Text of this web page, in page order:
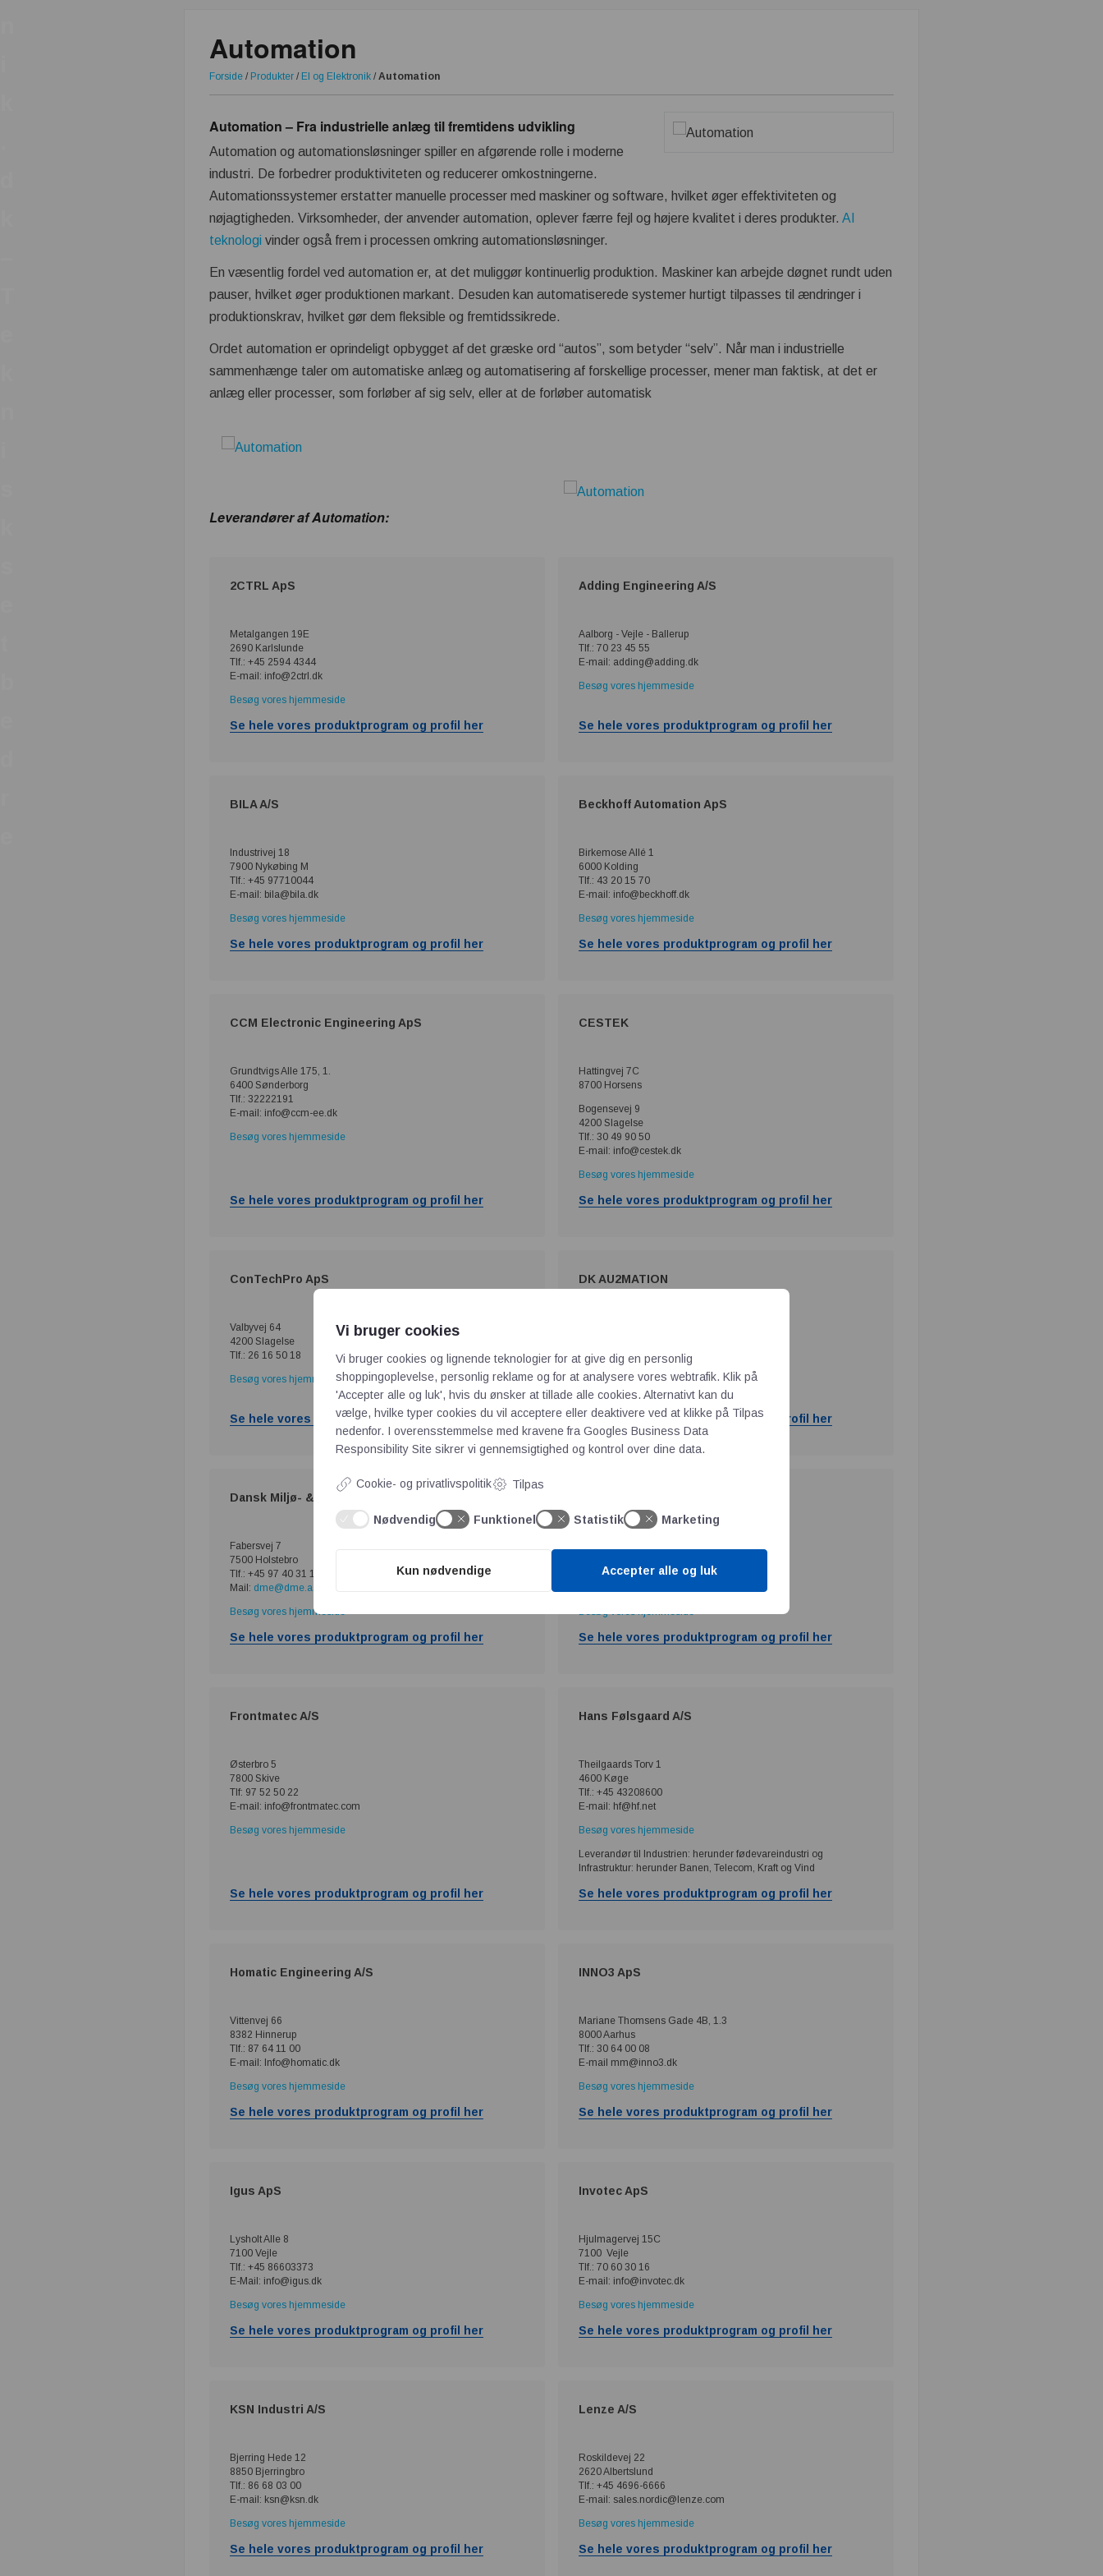
Automation
Forside / Produkter / El og Elektronik /Automation
Automation – Fra industrielle anlæg til fremtidens udvikling
Automation og automationsløsninger spiller en afgørende rolle i moderne
industri. De forbedrer produktiviteten og reducerer omkostningerne.
Automationssystemer erstatter manuelle processer med maskiner og software, hvilket øger effektiviteten og
nøjagtigheden. Virksomheder, der anvender automation, oplever færre fejl og højere kvalitet i deres produkter.AI
teknologi vinder også frem i processen omkring automationsløsninger.
En væsentlig fordel ved automation er, at det muliggør kontinuerlig produktion. Maskiner kan arbejde døgnet rundt uden
pauser, hvilket øger produktionen markant. Desuden kan automatiserede systemer hurtigt tilpasses til ændringer i
produktionskrav, hvilket gør dem fleksible og fremtidssikrede.
Ordet automation er oprindeligt opbygget af det græske ord “autos”, som betyder “selv”. Når man i industrielle
sammenhænge taler om automatiske anlæg og automatisering af forskellige processer, mener man faktisk, at det er
anlæg eller processer, som forløber af sig selv, eller at de forløber automatisk
Leverandører af Automation:
2CTRL ApS
Metalgangen 19E
2690 Karlslunde
Tlf.: +45 2594 4344
E-mail: info@2ctrl.dk
Besøg vores hjemmeside
Se hele vores produktprogram og profil her
Adding Engineering A/S
Aalborg - Vejle - Ballerup
Tlf.: 70 23 45 55
E-mail: adding@adding.dk
Besøg vores hjemmeside
Se hele vores produktprogram og profil her
BILA A/S
Industrivej 18
7900 Nykøbing M
Tlf.: +45 97710044
E-mail: bila@bila.dk
Besøg vores hjemmeside
Se hele vores produktprogram og profil her
Beckhoff Automation ApS
Birkemose Allé 1
6000 Kolding
Tlf.: 43 20 15 70
E-mail: info@beckhoff.dk
Besøg vores hjemmeside
Se hele vores produktprogram og profil her
CCM Electronic Engineering ApS
Grundtvigs Alle 175, 1.
6400 Sønderborg
Tlf.: 32222191
E-mail: info@ccm-ee.dk
Besøg vores hjemmeside
Se hele vores produktprogram og profil her
CESTEK
Hattingvej 7C
8700 Horsens
Bogensevej 9
4200 Slagelse
Tlf.: 30 49 90 50
E-mail: info@cestek.dk
Besøg vores hjemmeside
Se hele vores produktprogram og profil her
ConTechPro ApS
Valbyvej 64
4200 Slagelse
Tlf.: 26 16 50 18
Besøg vores hjemmeside
Se hele vores produktprogram og profil her
DK AU2MATION
Tlf.: 61 48 32 42
E-mail: info@dkau2mation.nu
Besøg vores hjemmeside
Se hele vores produktprogram og profil her
Dansk Miljø- & Energistyring A/S
Fabersvej 7
7500 Holstebro
Tlf.: +45 97 40 31 11
Mail: dme@dme.as
Besøg vores hjemmeside
Se hele vores produktprogram og profil her
Tlf.: +45 98 82 07 00
Se hele vores produktprogram og profil her
Frontmatec A/S
Østerbro 5
7800 Skive
Tlf: 97 52 50 22
E-mail: info@frontmatec.com
Besøg vores hjemmeside
Se hele vores produktprogram og profil her
Hans Følsgaard A/S
Theilgaards Torv 1
4600 Køge
Tlf.: +45 43208600
E-mail: hf@hf.net
Besøg vores hjemmeside
Leverandør til Industrien: herunder fødevareindustri og
Infrastruktur: herunder Banen, Telecom, Kraft og Vind
Se hele vores produktprogram og profil her
Homatic Engineering A/S
Vittenvej 66
8382 Hinnerup
Tlf.: 87 64 11 00
E-mail: Info@homatic.dk
Besøg vores hjemmeside
Se hele vores produktprogram og profil her
INNO3 ApS
Mariane Thomsens Gade 4B, 1.3
8000 Aarhus
Tlf.: 30 64 00 08
E-mail mm@inno3.dk
Besøg vores hjemmeside
Se hele vores produktprogram og profil her
Igus ApS
Lysholt Alle 8
7100 Vejle
Tlf.: +45 86603373
E-Mail: info@igus.dk
Besøg vores hjemmeside
Se hele vores produktprogram og profil her
Invotec ApS
Hjulmagervej 15C
7100 Vejle
Tlf.: 70 60 30 16
E-mail: info@invotec.dk
Besøg vores hjemmeside
Se hele vores produktprogram og profil her
KSN Industri A/S
Bjerring Hede 12
8850 Bjerringbro
Tlf.: 86 68 03 00
E-mail: ksn@ksn.dk
Besøg vores hjemmeside
Se hele vores produktprogram og profil her
Lenze A/S
Roskildevej 22
2620 Albertslund
Tlf.: +45 4696-6666
E-mail: sales.nordic@lenze.com
Besøg vores hjemmeside
Se hele vores produktprogram og profil her
Vi bruger cookies
Vi bruger cookies og lignende teknologier for at give dig en personlig
shoppingoplevelse, personlig reklame og for at analysere vores webtrafik. Klik på
'Accepter alle og luk', hvis du ønsker at tillade alle cookies. Alternativt kan du
vælge, hvilke typer cookies du vil acceptere eller deaktivere ved at klikke på Tilpas
nedenfor. I overensstemmelse med kravene fra Googles Business Data
Responsibility Site sikrer vi gennemsigtighed og kontrol over dine data.
Cookie- og privatlivspolitik Tilpas
Nødvendig Funktionel Statistik Marketing
Kun nødvendige Accepter alle og luk